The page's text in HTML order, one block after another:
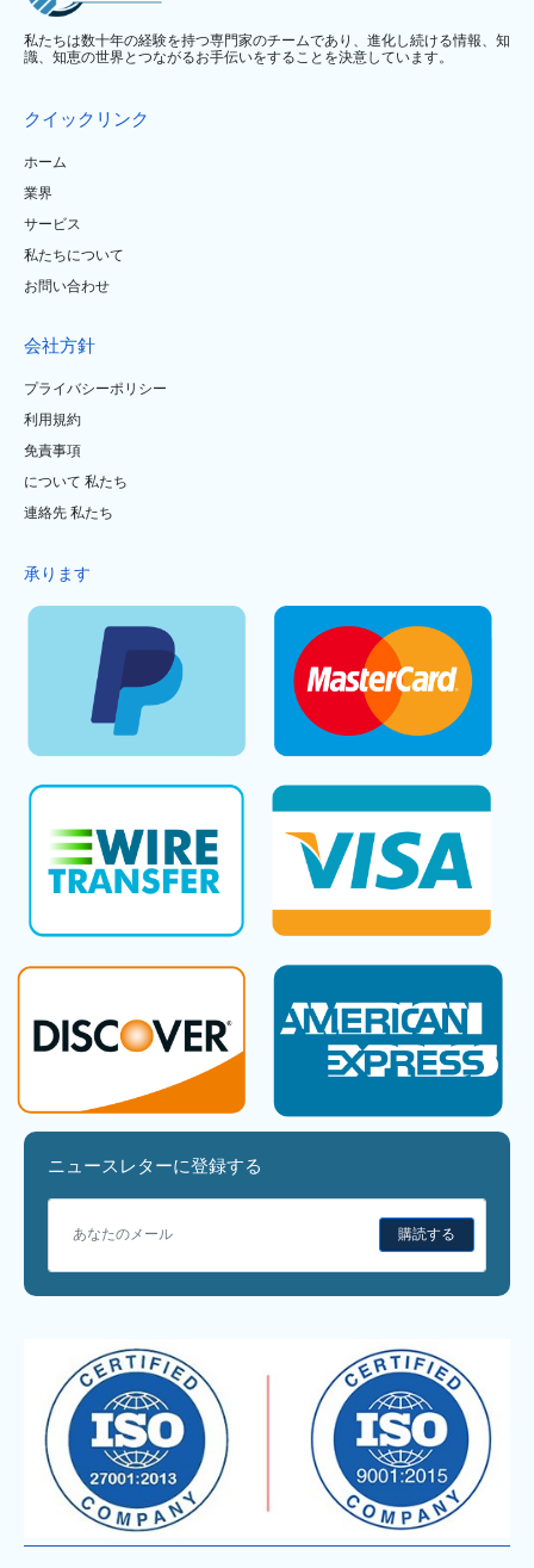
私たちは数十年の経験を持つ専門家のチームであり、進化し続ける情報、知
識、知恵の世界とつながるお手伝いをすることを決意しています。
クイックリンク
ホーム
業界
サービス
私たちについて
お問い合わせ
会社方針
プライバシーポリシー
利用規約
免責事項
について 私たち
連絡先 私たち
承ります
ニュースレターに登録する
購読する